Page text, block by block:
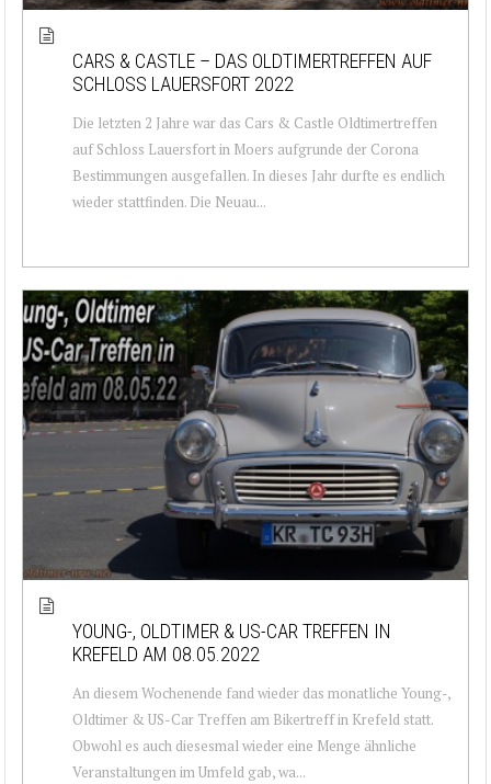
CARS & CASTLE – DAS OLDTIMERTREFFEN AUF
SCHLOSS LAUERSFORT 2022
Die letzten 2 Jahre war das Cars & Castle Oldtimertreffen
auf Schloss Lauersfort in Moers aufgrunde der Corona
Bestimmungen ausgefallen. In dieses Jahr durfte es endlich
wieder stattfinden. Die Neuau...
YOUNG-, OLDTIMER & US-CAR TREFFEN IN
KREFELD AM 08.05.2022
An diesem Wochenende fand wieder das monatliche Young-,
Oldtimer & US-Car Treffen am Bikertreff in Krefeld statt.
Obwohl es auch diesesmal wieder eine Menge ähnliche
Veranstaltungen im Umfeld gab, wa...